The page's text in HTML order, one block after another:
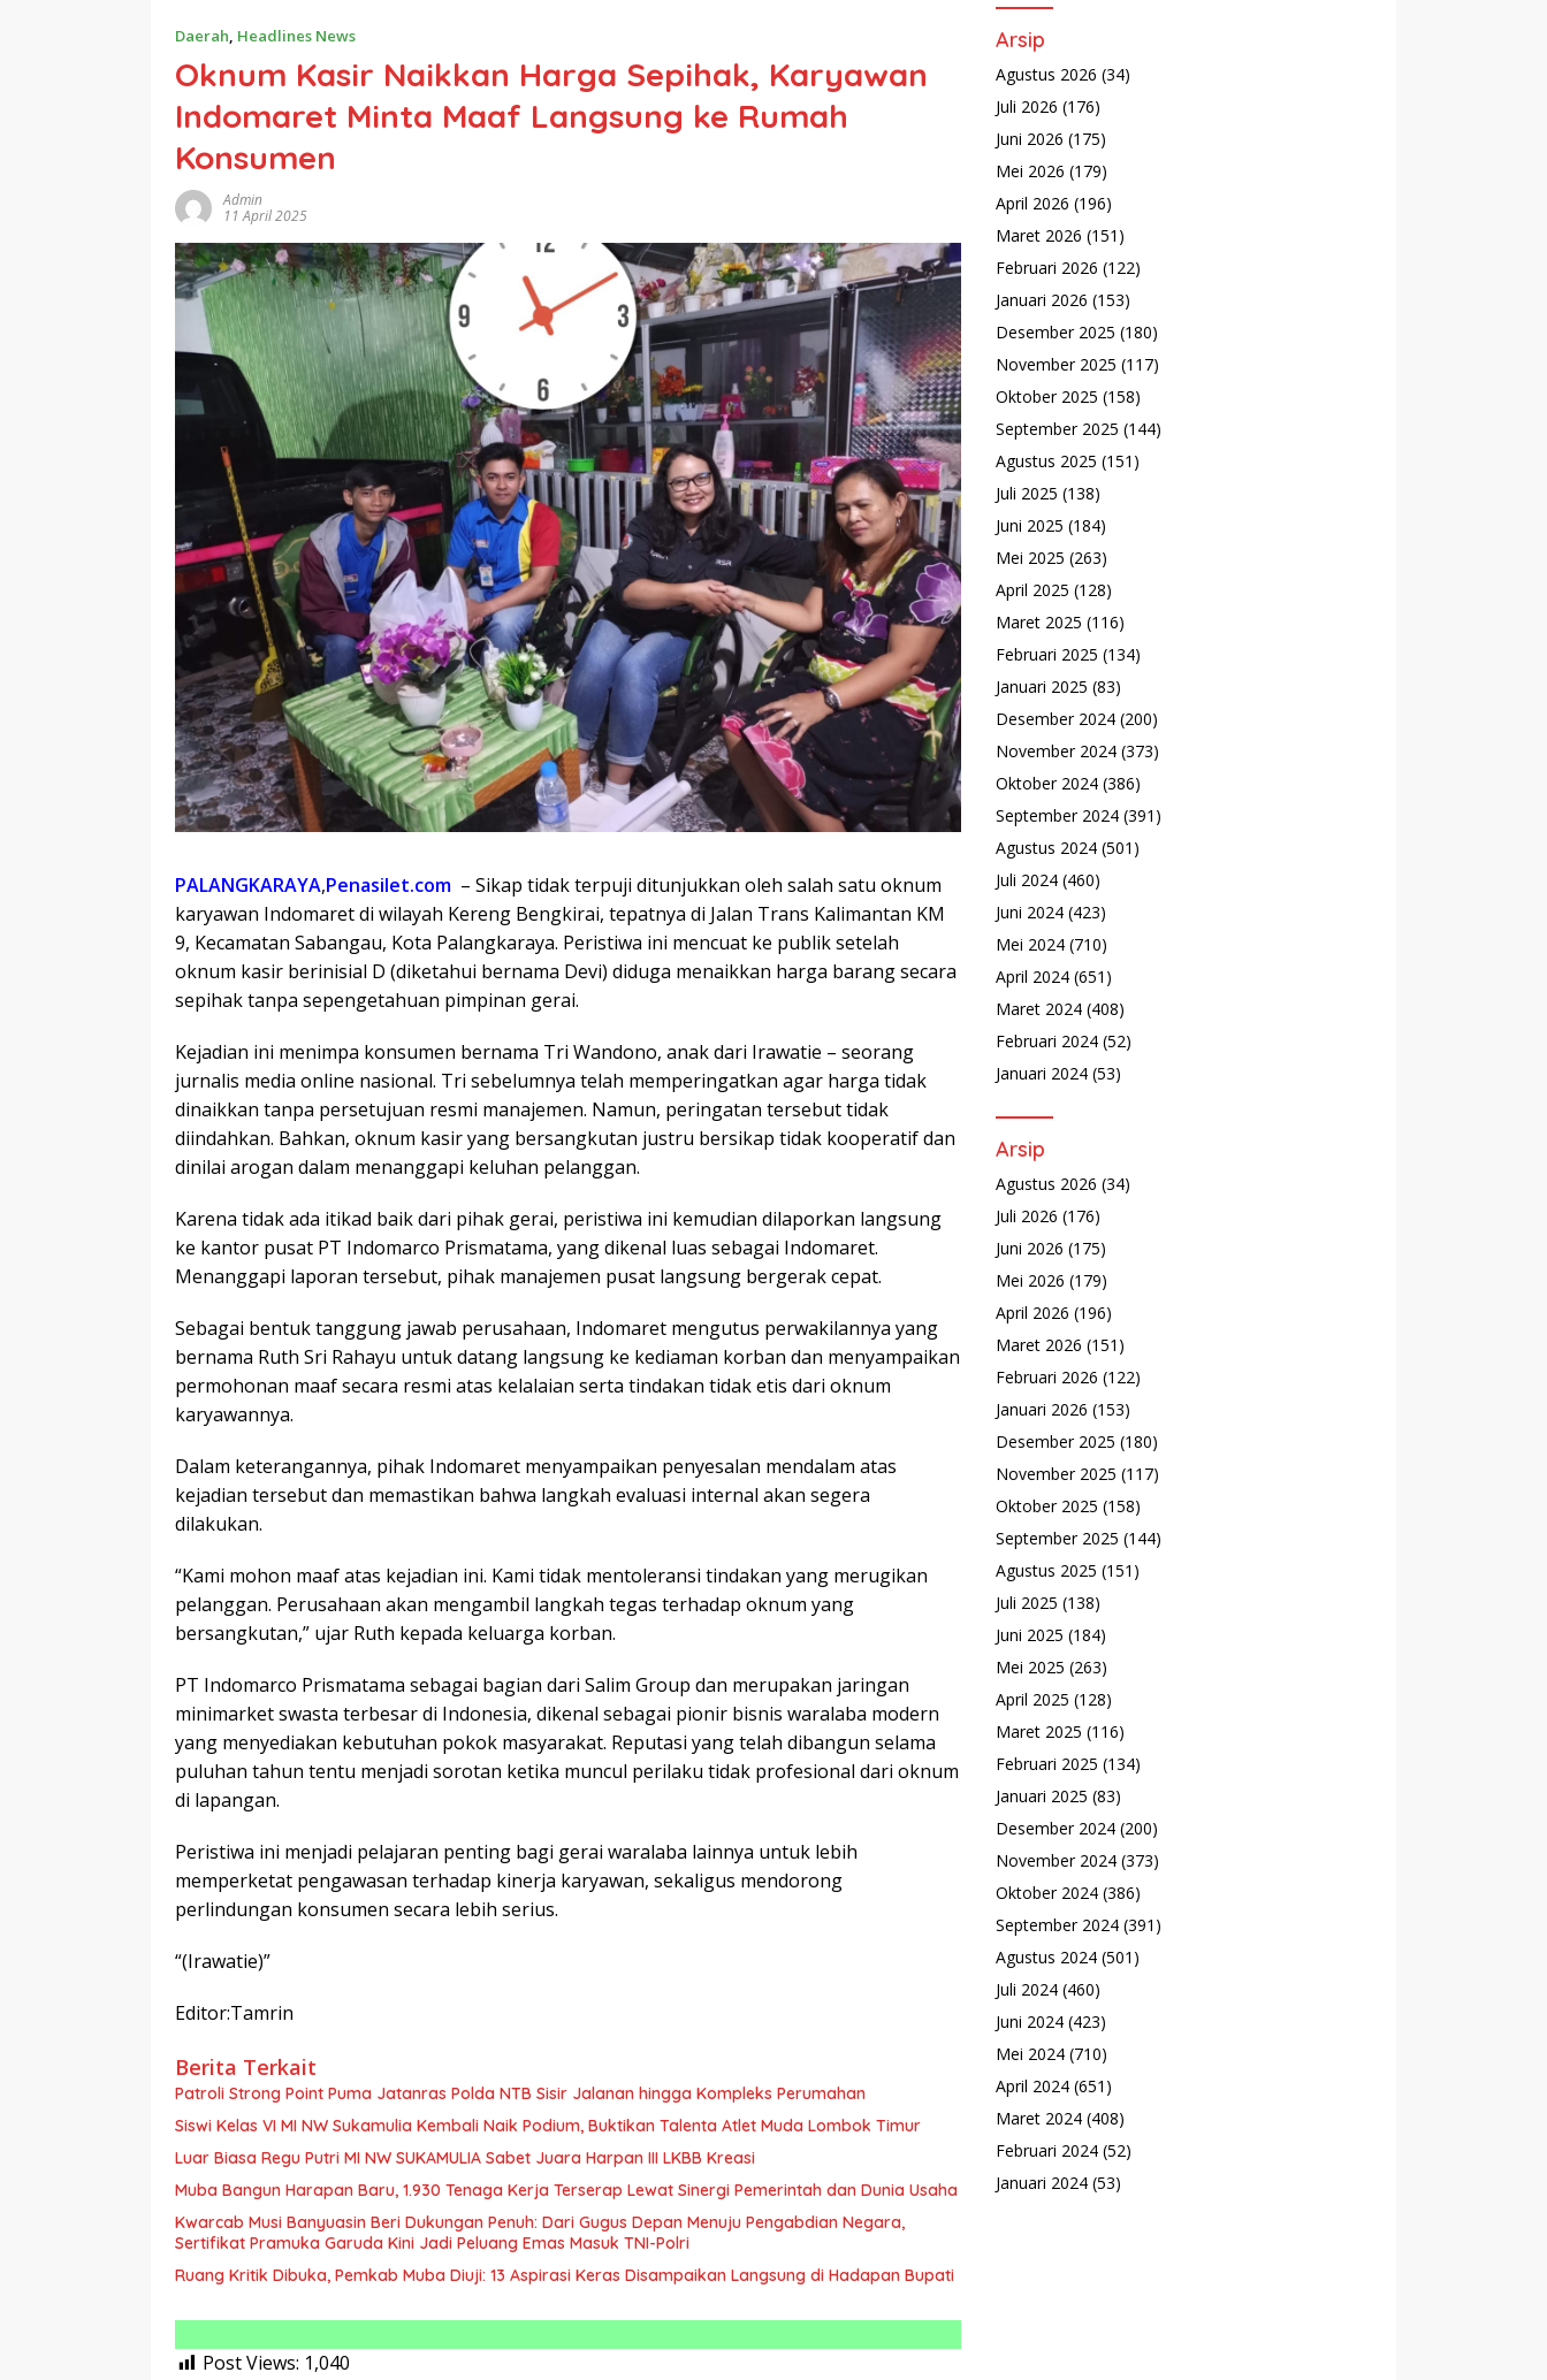
Daerah, Headlines News
Oknum Kasir Naikkan Harga Sepihak, Karyawan
Indomaret Minta Maaf Langsung ke Rumah
Konsumen
Admin
11 April 2025
PALANGKARAYA,Penasilet.com – Sikap tidak terpuji ditunjukkan oleh salah satu oknum
karyawan Indomaret di wilayah Kereng Bengkirai, tepatnya di Jalan Trans Kalimantan KM
9, Kecamatan Sabangau, Kota Palangkaraya. Peristiwa ini mencuat ke publik setelah
oknum kasir berinisial D (diketahui bernama Devi) diduga menaikkan harga barang secara
sepihak tanpa sepengetahuan pimpinan gerai.
Kejadian ini menimpa konsumen bernama Tri Wandono, anak dari Irawatie – seorang
jurnalis media online nasional. Tri sebelumnya telah memperingatkan agar harga tidak
dinaikkan tanpa persetujuan resmi manajemen. Namun, peringatan tersebut tidak
diindahkan. Bahkan, oknum kasir yang bersangkutan justru bersikap tidak kooperatif dan
dinilai arogan dalam menanggapi keluhan pelanggan.
Karena tidak ada itikad baik dari pihak gerai, peristiwa ini kemudian dilaporkan langsung
ke kantor pusat PT Indomarco Prismatama, yang dikenal luas sebagai Indomaret.
Menanggapi laporan tersebut, pihak manajemen pusat langsung bergerak cepat.
Sebagai bentuk tanggung jawab perusahaan, Indomaret mengutus perwakilannya yang
bernama Ruth Sri Rahayu untuk datang langsung ke kediaman korban dan menyampaikan
permohonan maaf secara resmi atas kelalaian serta tindakan tidak etis dari oknum
karyawannya.
Dalam keterangannya, pihak Indomaret menyampaikan penyesalan mendalam atas
kejadian tersebut dan memastikan bahwa langkah evaluasi internal akan segera
dilakukan.
“Kami mohon maaf atas kejadian ini. Kami tidak mentoleransi tindakan yang merugikan
pelanggan. Perusahaan akan mengambil langkah tegas terhadap oknum yang
bersangkutan,” ujar Ruth kepada keluarga korban.
PT Indomarco Prismatama sebagai bagian dari Salim Group dan merupakan jaringan
minimarket swasta terbesar di Indonesia, dikenal sebagai pionir bisnis waralaba modern
yang menyediakan kebutuhan pokok masyarakat. Reputasi yang telah dibangun selama
puluhan tahun tentu menjadi sorotan ketika muncul perilaku tidak profesional dari oknum
di lapangan.
Peristiwa ini menjadi pelajaran penting bagi gerai waralaba lainnya untuk lebih
memperketat pengawasan terhadap kinerja karyawan, sekaligus mendorong
perlindungan konsumen secara lebih serius.
“(Irawatie)”
Editor:Tamrin
Berita Terkait
Patroli Strong Point Puma Jatanras Polda NTB Sisir Jalanan hingga Kompleks Perumahan
Siswi Kelas VI MI NW Sukamulia Kembali Naik Podium, Buktikan Talenta Atlet Muda Lombok Timur
Luar Biasa Regu Putri MI NW SUKAMULIA Sabet Juara Harpan III LKBB Kreasi
Muba Bangun Harapan Baru, 1.930 Tenaga Kerja Terserap Lewat Sinergi Pemerintah dan Dunia Usaha
Kwarcab Musi Banyuasin Beri Dukungan Penuh: Dari Gugus Depan Menuju Pengabdian Negara,
Sertifikat Pramuka Garuda Kini Jadi Peluang Emas Masuk TNI-Polri
Ruang Kritik Dibuka, Pemkab Muba Diuji: 13 Aspirasi Keras Disampaikan Langsung di Hadapan Bupati
Post Views: 1,040
Arsip
Agustus 2026 (34)
Juli 2026 (176)
Juni 2026 (175)
Mei 2026 (179)
April 2026 (196)
Maret 2026 (151)
Februari 2026 (122)
Januari 2026 (153)
Desember 2025 (180)
November 2025 (117)
Oktober 2025 (158)
September 2025 (144)
Agustus 2025 (151)
Juli 2025 (138)
Juni 2025 (184)
Mei 2025 (263)
April 2025 (128)
Maret 2025 (116)
Februari 2025 (134)
Januari 2025 (83)
Desember 2024 (200)
November 2024 (373)
Oktober 2024 (386)
September 2024 (391)
Agustus 2024 (501)
Juli 2024 (460)
Juni 2024 (423)
Mei 2024 (710)
April 2024 (651)
Maret 2024 (408)
Februari 2024 (52)
Januari 2024 (53)
Arsip
Agustus 2026 (34)
Juli 2026 (176)
Juni 2026 (175)
Mei 2026 (179)
April 2026 (196)
Maret 2026 (151)
Februari 2026 (122)
Januari 2026 (153)
Desember 2025 (180)
November 2025 (117)
Oktober 2025 (158)
September 2025 (144)
Agustus 2025 (151)
Juli 2025 (138)
Juni 2025 (184)
Mei 2025 (263)
April 2025 (128)
Maret 2025 (116)
Februari 2025 (134)
Januari 2025 (83)
Desember 2024 (200)
November 2024 (373)
Oktober 2024 (386)
September 2024 (391)
Agustus 2024 (501)
Juli 2024 (460)
Juni 2024 (423)
Mei 2024 (710)
April 2024 (651)
Maret 2024 (408)
Februari 2024 (52)
Januari 2024 (53)